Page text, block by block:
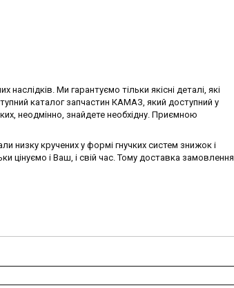
Ми гарантуємо тільки якісні деталі, які
каталог запчастин КАМАЗ, який доступний у
неодмінно, знайдете необхідну. Приємною
низку кручених у формі гнучких систем знижок і
цінуємо і Ваш, і свій час. Тому доставка замовлення